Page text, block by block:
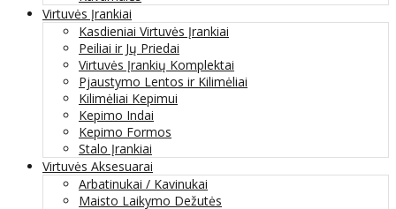
Virtuvės Įrankiai
Kasdieniai Virtuvės Įrankiai
Peiliai ir Jų Priedai
Virtuvės Įrankių Komplektai
Pjaustymo Lentos ir Kilimėliai
Kilimėliai Kepimui
Kepimo Indai
Kepimo Formos
Stalo Įrankiai
Virtuvės Aksesuarai
Arbatinukai / Kavinukai
Maisto Laikymo Dežutės